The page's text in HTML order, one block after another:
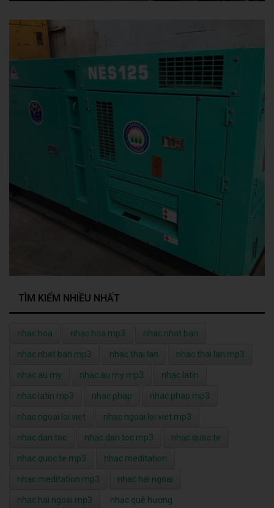
TÌM KIẾM NHIỀU NHẤT
nhac hoa nhac hoa mp3 nhac nhat ban
nhac nhat ban mp3 nhac thai lan nhac thai lan mp3
nhac au my nhac au my mp3 nhac latin
nhac latin mp3 nhac phap nhac phap mp3
nhac ngoai loi viet nhac ngoai loi viet mp3
nhac dan toc nhac dan toc mp3 nhac quoc te
nhac quoc te mp3 nhac meditation
nhac meditation mp3 nhac hai ngoai
nhac hai ngoai mp3 nhạc quê hương